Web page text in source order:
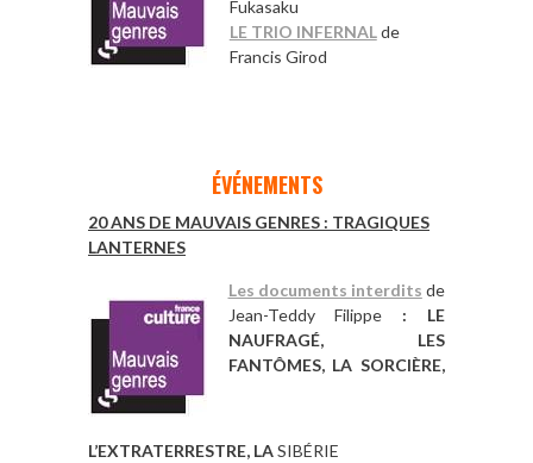
Fukasaku
LE TRIO INFERNALde
Francis Girod
ÉVÉNEMENTS
20 ANS DE MAUVAIS GENRES : TRAGIQUES
LANTERNES
Les documents interdits de
Jean-Teddy Filippe : LE
NAUFRAGÉ, LES
FANTÔMES, LA SORCIÈRE,
L’EXTRATERRESTRE, LASIBÉRIE